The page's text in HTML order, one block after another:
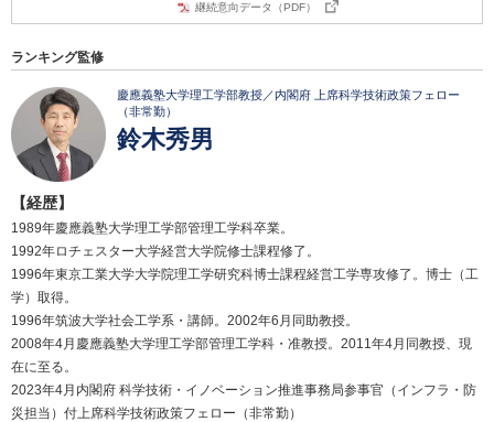
継続意向データ（PDF）
ランキング監修
慶應義塾大学理工学部教授／内閣府 上席科学技術政策フェロー
（非常勤）
鈴木秀男
【経歴】
1989年慶應義塾大学理工学部管理工学科卒業。
1992年ロチェスター大学経営大学院修士課程修了。
1996年東京工業大学大学院理工学研究科博士課程経営工学専攻修了。博士（工
学）取得。
1996年筑波大学社会工学系・講師。2002年6月同助教授。
2008年4月慶應義塾大学理工学部管理工学科・准教授。2011年4月同教授、現
在に至る。
2023年4月内閣府 科学技術・イノベーション推進事務局参事官（インフラ・防
災担当）付上席科学技術政策フェロー（非常勤）